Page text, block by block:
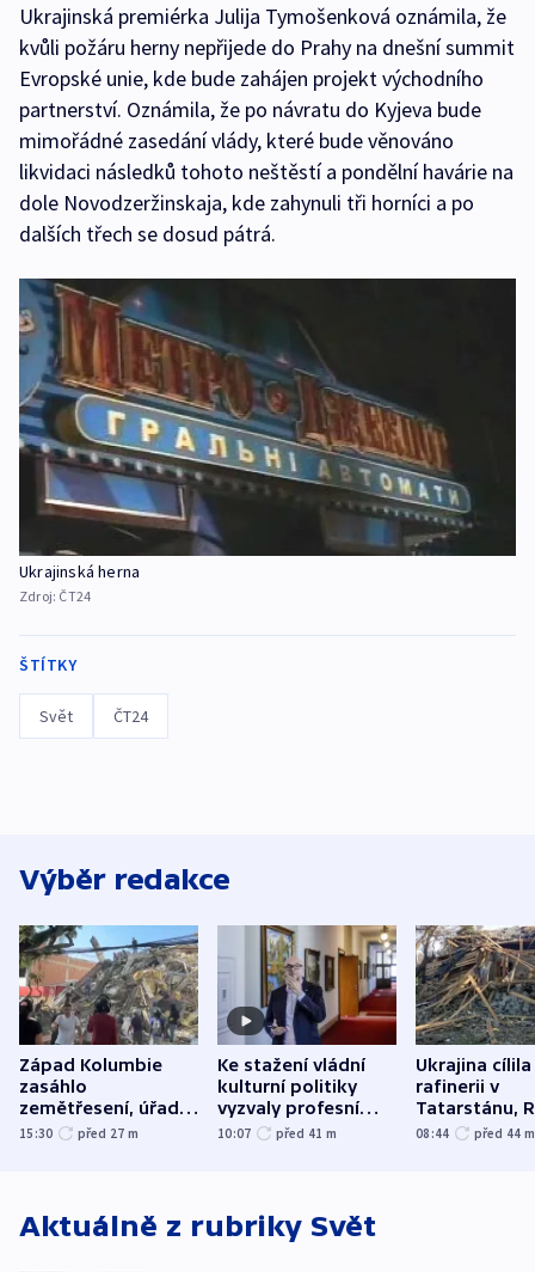
Ukrajinská premiérka Julija Tymošenková oznámila, že
kvůli požáru herny nepřijede do Prahy na dnešní summit
Evropské unie, kde bude zahájen projekt východního
partnerství. Oznámila, že po návratu do Kyjeva bude
mimořádné zasedání vlády, které bude věnováno
likvidaci následků tohoto neštěstí a pondělní havárie na
dole Novodzeržinskaja, kde zahynuli tři horníci a po
dalších třech se dosud pátrá.
Ukrajinská herna
Zdroj: ČT24
ŠTÍTKY
Svět ČT24
Výběr redakce
Západ Kolumbie
zasáhlo
zemětřesení, úřady
hlásí přes sto obětí
15:30 před 27 m
Ke stažení vládní
kulturní politiky
vyzvaly profesní
organizace, spolky i
10:07 před 41 m
Ukrajina cílila
rafinerii v
Tatarstánu,
útočilo na
08:44 před 44 m
Aktuálně z rubriky Svět